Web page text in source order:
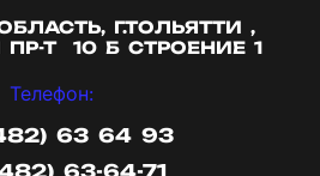
Г.ТОЛЬЯТТИ ,
Т 10 Б СТРОЕНИЕ 1
Телефон:
63 64 93
63-64-71